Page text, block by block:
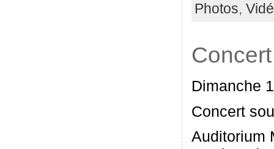
Photos,
Dimanche
Concert
Auditorium